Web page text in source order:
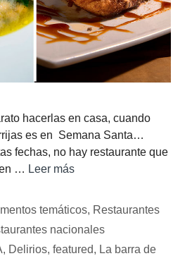
hacerlas en casa, cuando
es en Semana Santa…
fechas, no hay restaurante que
… Leer más
temáticos, Restaurantes
nacionales
, Delirios, featured, La barra de